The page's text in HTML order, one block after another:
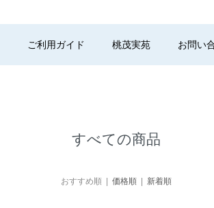
ご利用ガイド 桃茂実苑 お問い
すべての商品
おすすめ順 | 価格順 | 新着順